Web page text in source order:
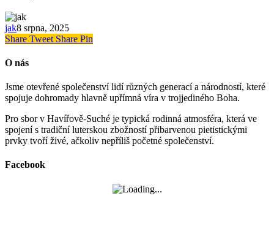
jak8 srpna, 2025
Share Tweet Share Pin
O nás
Jsme otevřené společenství lidí různých generací a národností, které
spojuje dohromady hlavně upřímná víra v trojjediného Boha.
Pro sbor v Havířově-Suché je typická rodinná atmosféra, která ve
spojení s tradiční luterskou zbožností přibarvenou pietistickými
prvky tvoří živé, ačkoliv nepříliš početné společenství.
Facebook